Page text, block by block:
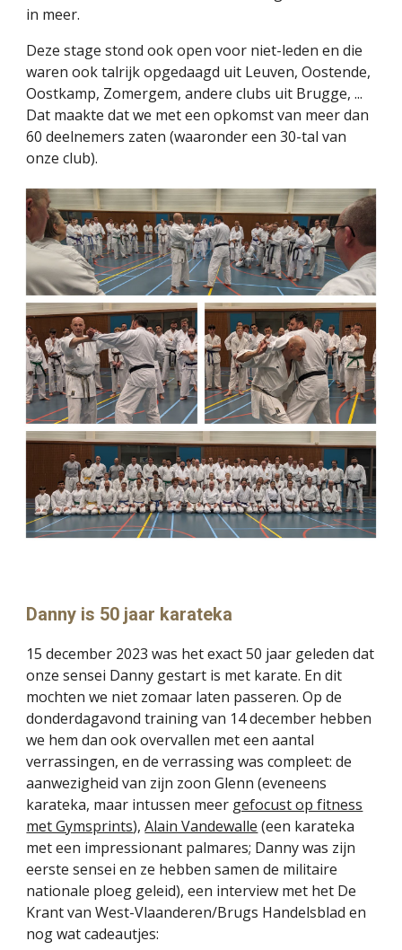
in meer.
Deze stage stond ook open voor niet-leden en die
waren ook talrijk opgedaagd uit Leuven, Oostende,
Oostkamp, Zomergem, andere clubs uit Brugge, ...
Dat maakte dat we met een opkomst van meer dan
60 deelnemers zaten (waaronder een 30-tal van
onze club).
Danny is 50 jaar karateka
15 december 2023 was het exact 50 jaar geleden dat
onze sensei Danny gestart is met karate. En dit
mochten we niet zomaar laten passeren. Op de
donderdagavond training van 14 december hebben
we hem dan ook overvallen met een aantal
verrassingen, en de verrassing was compleet: de
aanwezigheid van zijn zoon Glenn (eveneens
karateka, maar intussen meer gefocust op fitness
met Gymsprints),Alain Vandewalle (een karateka
met een impressionant palmares; Danny was zijn
eerste sensei en ze hebben samen de militaire
nationale ploeg geleid), een interview met het De
Krant van West-Vlaanderen/Brugs Handelsblad en
nog wat cadeautjes: